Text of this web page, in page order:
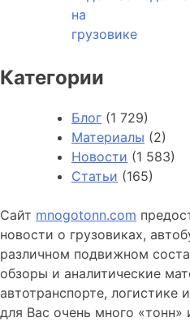
Категории
Блог (1 729)
Материалы (2)
Новости (1 583)
Статьи (165)
Сайт mnogotonn.com
новости о грузовиках,
различном подвижном
обзоры и аналитические
автотранспорте, логистике
для Вас очень много